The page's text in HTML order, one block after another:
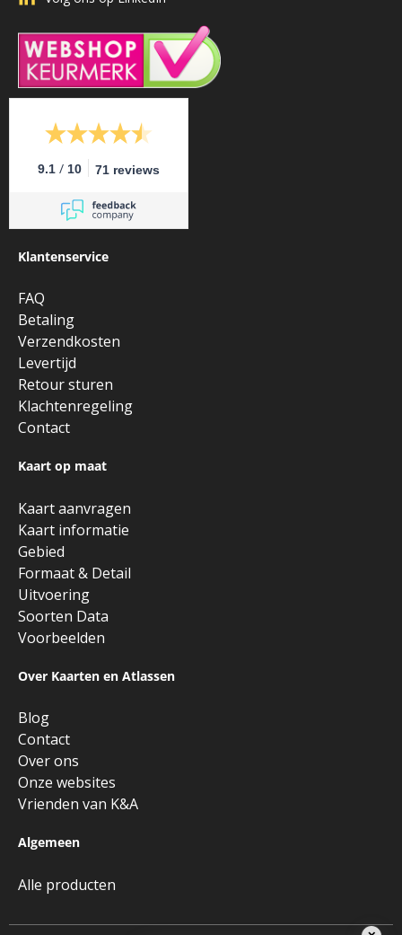
9.1 / 10 71 reviews
Klantenservice
FAQ
Betaling
Verzendkosten
Levertijd
Retour sturen
Klachtenregeling
Contact
Kaart op maat
Kaart aanvragen
Kaart informatie
Gebied
Formaat & Detail
Uitvoering
Soorten Data
Voorbeelden
Over Kaarten en Atlassen
Blog
Contact
Over ons
Onze websites
Vrienden van K&A
Algemeen
Alle producten